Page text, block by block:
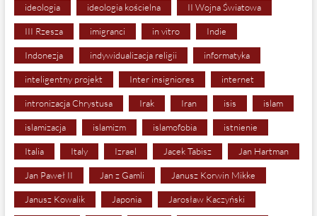
ideologia ideologia kościelna II Wojna Światowa
III Rzesza imigranci in vitro Indie
Indonezja indywidualizacja religii informatyka
inteligentny projekt Inter insigniores internet
intronizacja Chrystusa Irak Iran isis islam
islamizacja islamizm islamofobia istnienie
Italia Italy Izrael Jacek Tabisz Jan Hartman
Jan Paweł II Jan z Gamli Janusz Korwin Mikke
Janusz Kowalik Japonia Jarosław Kaczyński